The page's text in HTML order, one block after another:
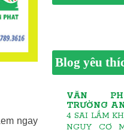
ngay
Blog yêu
VĂN
TRƯỜNG
4 SAI LẦM
NGUY CƠ